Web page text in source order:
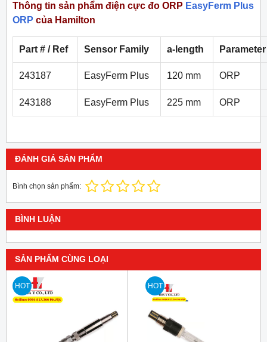
Thông tin sản phẩm điện cực đo ORP EasyFerm Plus
ORP của Hamilton
Part # / Ref Sensor Family a-length Parameter
243187 EasyFerm Plus 120 mm ORP
243188 EasyFerm Plus 225 mm ORP
ĐÁNH GIÁ SẢN PHẨM
Bình chọn sản phẩm:
BÌNH LUẬN
SẢN PHẨM CÙNG LOẠI
HOT HOT